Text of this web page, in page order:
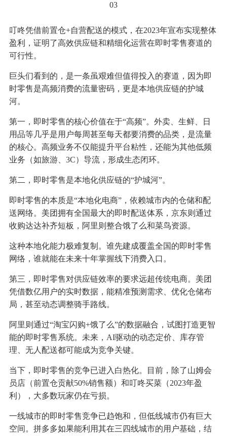
03
叮咚凭借前置仓+自营配送的模式，在2023年宣布实现整体
盈利，证明了高效供应链和精细化运营在即时零售赛道的
可行性。
巨头们看到的，是一条虽艰难但值得投入的赛道，因为即
时零售是高频消费的流量密码，更是本地供应链的护城
河。
第一，即时零售的核心价值在于“高频”。外卖、生鲜、日
用品等几乎是用户每周甚至每天都要消费的品类，是流量
的核心。高频业务不仅能提升平台粘性，还能为其他低频
业务（如旅游、3C）导流，形成生态闭环。
第二，即时零售是本地化供应链的“护城河”。
即时零售的本质是“本地化电商”，依赖城市内的仓储和配
送网络。美团拥有全国最大的即时配送体系，京东则通过
收购达达补齐短板，阿里则整合饿了么和菜鸟资源。
这种本地化能力极难复制。谁先建成覆盖全国的即时零售
网络，谁就能在未来十年掌握线下消费入口。
第三，即时零售对供应链效率的要求远超传统电商。美团
凭借数亿用户的实时数据，能精准预测需求、优化仓储布
局，甚至动态调整骑手路线。
阿里则通过“淘宝闪购+饿了么”的数据融合，试图打造更智
能的即时零售系统。未来，AI驱动的动态定价、库存管
理、无人配送都可能成为竞争关键。
当下，即时零售的竞争已进入白热化。目前，除了山姆会
员店（前置仓贡献50%销售额）和叮咚买菜（2023年盈
利），大多数玩家仍在亏损。
一线城市的即时零售竞争已趋饱和，但低线城市仍有巨大
空间。拼多多如果能利用其在三四线城市的用户基础，结